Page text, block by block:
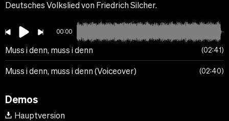
Deutsches Volkslied von Friedrich Silcher.
00:00
Muss i denn, muss i denn 02:41
Muss i denn, muss i denn (Voiceover) 02:40
Demos
Hauptversion